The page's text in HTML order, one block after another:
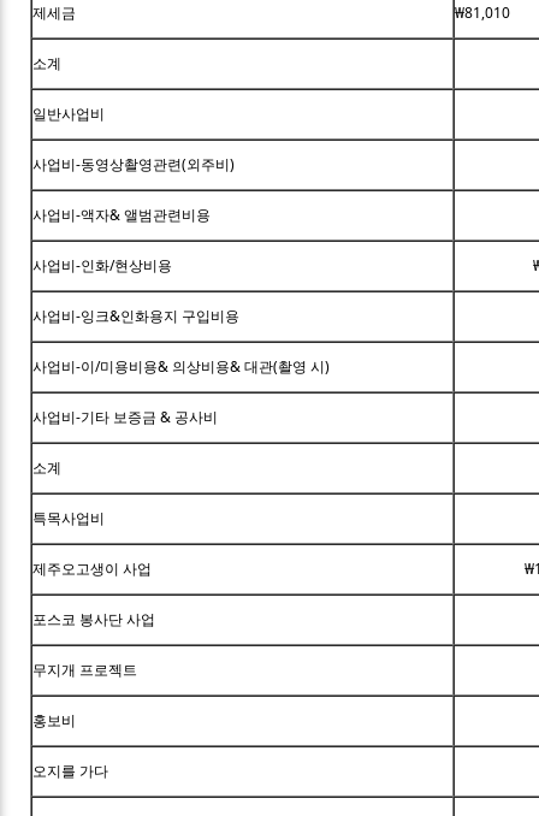
제세금 ₩81,010
소계
일반사업비
사업비-동영상촬영관련(외주비)
사업비-액자& 앨범관련비용
사업비-인화/현상비용
사업비-잉크&인화용지 구입비용
사업비-이/미용비용& 의상비용& 대관(촬영 시)
사업비-기타 보증금 & 공사비
소계
특목사업비
제주오고생이 사업
포스코 봉사단 사업
무지개 프로젝트
홍보비
오지를 가다